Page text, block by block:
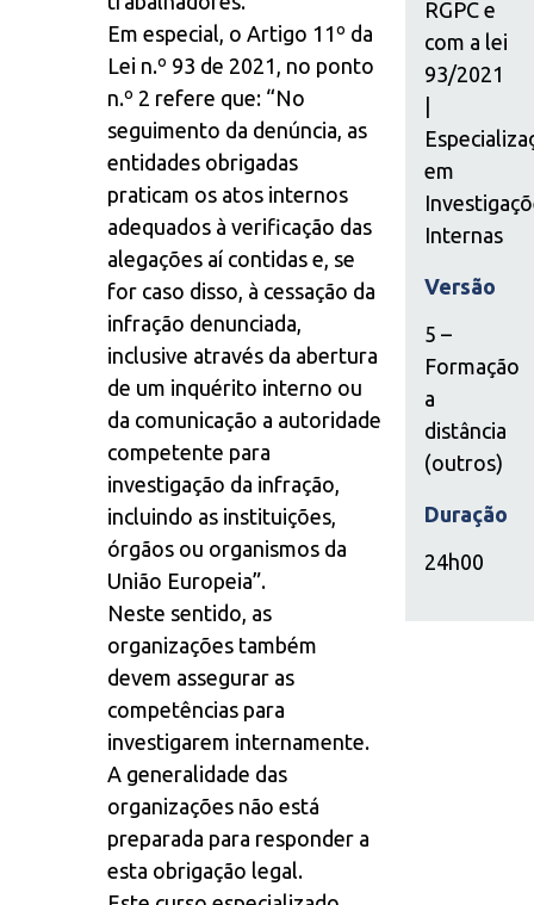
Em especial, o Artigo 11º da
Lei n.º 93 de 2021, no ponto
n.º 2 refere que: “No
seguimento da denúncia, as
entidades obrigadas
praticam os atos internos
adequados à verificação das
alegações aí contidas e, se
for caso disso, à cessação da
infração denunciada,
inclusive através da abertura
de um inquérito interno ou
da comunicação a autoridade
competente para
investigação da infração,
incluindo as instituições,
órgãos ou organismos da
União Europeia”.
Neste sentido, as
organizações também
devem assegurar as
competências para
investigarem internamente.
A generalidade das
organizações não está
preparada para responder a
esta obrigação legal.
RGPC e
com a lei
93/2021
em
Internas
Versão
5 –
Formação
a
distância
(outros)
Duração
24h00